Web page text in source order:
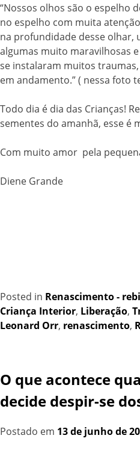
“Nossos olhos são o espelho
no espelho com muita
na profundidade desse olhar,
algumas muito maravilhosas
se instalaram muitos
em andamento.” ( nessa foto
Todo dia é dia das Crianças!
sementes do amanhã, esse é
Com muito amor pela
Diene Grande
Posted in Renascimento -
Criança Interior, Liberação,
Leonard Orr, renascimento,
O que acontece
decide despir-se
Postado em 13 de junho de